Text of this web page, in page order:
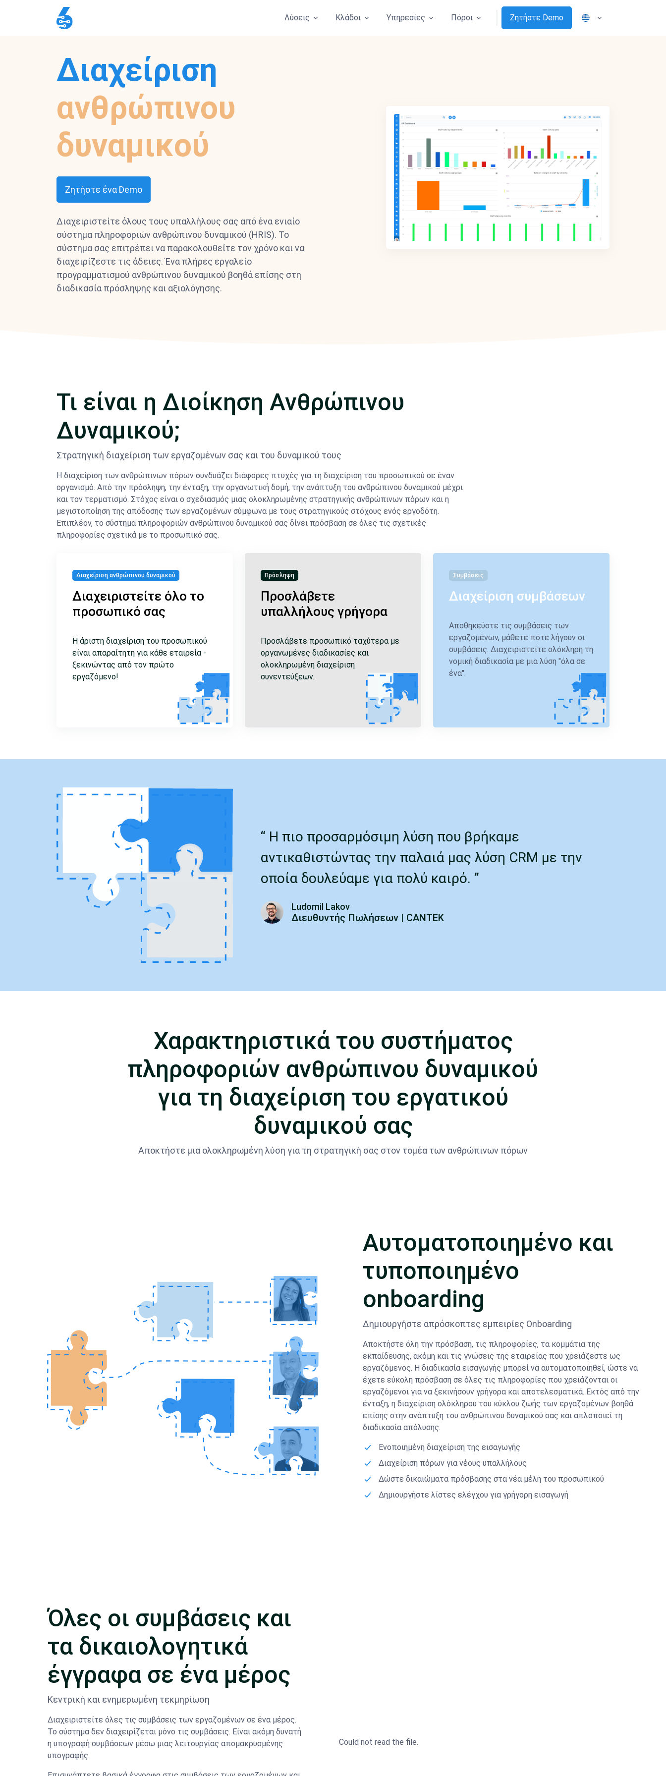
Λύσεις Κλάδοι Υπηρεσίες Πόροι Ζητήστε Demo
Διαχείριση
ανθρώπινου
δυναμικού
Ζητήστε ένα Demo
Διαχειριστείτε όλους τους υπαλλήλους σας από ένα ενιαίο
σύστημα πληροφοριών ανθρώπινου δυναμικού (HRIS). Το
σύστημα σας επιτρέπει να παρακολουθείτε τον χρόνο και να
διαχειρίζεστε τις άδειες. Ένα πλήρες εργαλείο
προγραμματισμού ανθρώπινου δυναμικού βοηθά επίσης στη
διαδικασία πρόσληψης και αξιολόγησης.
Τι είναι η Διοίκηση Ανθρώπινου
Δυναμικού;
Στρατηγική διαχείριση των εργαζομένων σας και του δυναμικού τους
Η διαχείριση των ανθρώπινων πόρων συνδυάζει διάφορες πτυχές για τη διαχείριση του προσωπικού σε έναν
οργανισμό. Από την πρόσληψη, την ένταξη, την οργανωτική δομή, την ανάπτυξη του ανθρώπινου δυναμικού μέχρι
και τον τερματισμό. Στόχος είναι ο σχεδιασμός μιας ολοκληρωμένης στρατηγικής ανθρώπινων πόρων και η
μεγιστοποίηση της απόδοσης των εργαζομένων σύμφωνα με τους στρατηγικούς στόχους ενός εργοδότη.
Επιπλέον, το σύστημα πληροφοριών ανθρώπινου δυναμικού σας δίνει πρόσβαση σε όλες τις σχετικές
πληροφορίες σχετικά με το προσωπικό σας.
Διαχείριση ανθρώπινου δυναμικού
Διαχειριστείτε όλο το
προσωπικό σας
Η άριστη διαχείριση του προσωπικού
είναι απαραίτητη για κάθε εταιρεία -
ξεκινώντας από τον πρώτο
εργαζόμενο!
Πρόσληψη
Προσλάβετε
υπαλλήλους γρήγορα
Προσλάβετε προσωπικό ταχύτερα με
οργανωμένες διαδικασίες και
ολοκληρωμένη διαχείριση
συνεντεύξεων.
Συμβάσεις
Διαχείριση συμβάσεων
Αποθηκεύστε τις συμβάσεις των
εργαζομένων, μάθετε πότε λήγουν οι
συμβάσεις. Διαχειριστείτε ολόκληρη τη
νομική διαδικασία με μια λύση "όλα σε
ένα".
“ Η πιο προσαρμόσιμη λύση που βρήκαμε
αντικαθιστώντας την παλαιά μας λύση CRM με την
οποία δουλεύαμε για πολύ καιρό. ”
Ludomil Lakov
Διευθυντής Πωλήσεων | CANTEK
Χαρακτηριστικά του συστήματος
πληροφοριών ανθρώπινου δυναμικού
για τη διαχείριση του εργατικού
δυναμικού σας
Αποκτήστε μια ολοκληρωμένη λύση για τη στρατηγική σας στον τομέα των ανθρώπινων πόρων
Αυτοματοποιημένο και
τυποποιημένο
onboarding
Δημιουργήστε απρόσκοπτες εμπειρίες Onboarding
Αποκτήστε όλη την πρόσβαση, τις πληροφορίες, τα κομμάτια της
εκπαίδευσης, ακόμη και τις γνώσεις της εταιρείας που χρειάζεστε ως
εργαζόμενος. Η διαδικασία εισαγωγής μπορεί να αυτοματοποιηθεί, ώστε να
έχετε εύκολη πρόσβαση σε όλες τις πληροφορίες που χρειάζονται οι
εργαζόμενοι για να ξεκινήσουν γρήγορα και αποτελεσματικά. Εκτός από την
ένταξη, η διαχείριση ολόκληρου του κύκλου ζωής των εργαζομένων βοηθά
επίσης στην ανάπτυξη του ανθρώπινου δυναμικού σας και απλοποιεί τη
διαδικασία απόλυσης.
Ενοποιημένη διαχείριση της εισαγωγής
Διαχείριση πόρων για νέους υπαλλήλους
Δώστε δικαιώματα πρόσβασης στα νέα μέλη του προσωπικού
Δημιουργήστε λίστες ελέγχου για γρήγορη εισαγωγή
Could not read the file.
Όλες οι συμβάσεις και
τα δικαιολογητικά
έγγραφα σε ένα μέρος
Κεντρική και ενημερωμένη τεκμηρίωση
Διαχειριστείτε όλες τις συμβάσεις των εργαζομένων σε ένα μέρος.
Το σύστημα δεν διαχειρίζεται μόνο τις συμβάσεις. Είναι ακόμη δυνατή
η υπογραφή συμβάσεων μέσω μιας λειτουργίας απομακρυσμένης
υπογραφής.